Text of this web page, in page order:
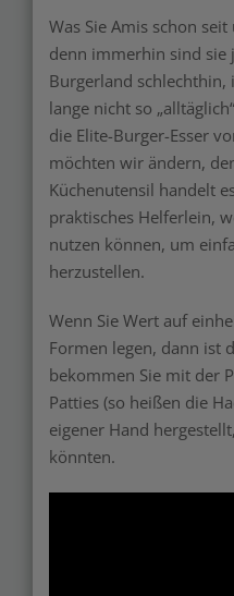
Was Sie Amis schon
denn immerhin sind sie
Burgerland schlechthin,
lange nicht so
die Elite-Burger-Esser
möchten wir ändern,
Küchenutensil handelt
praktisches Helferlein,
nutzen können, um
herzustellen.
Wenn Sie Wert auf
Formen legen, dann ist
bekommen Sie mit der
Patties (so heißen die
eigener Hand
könnten.